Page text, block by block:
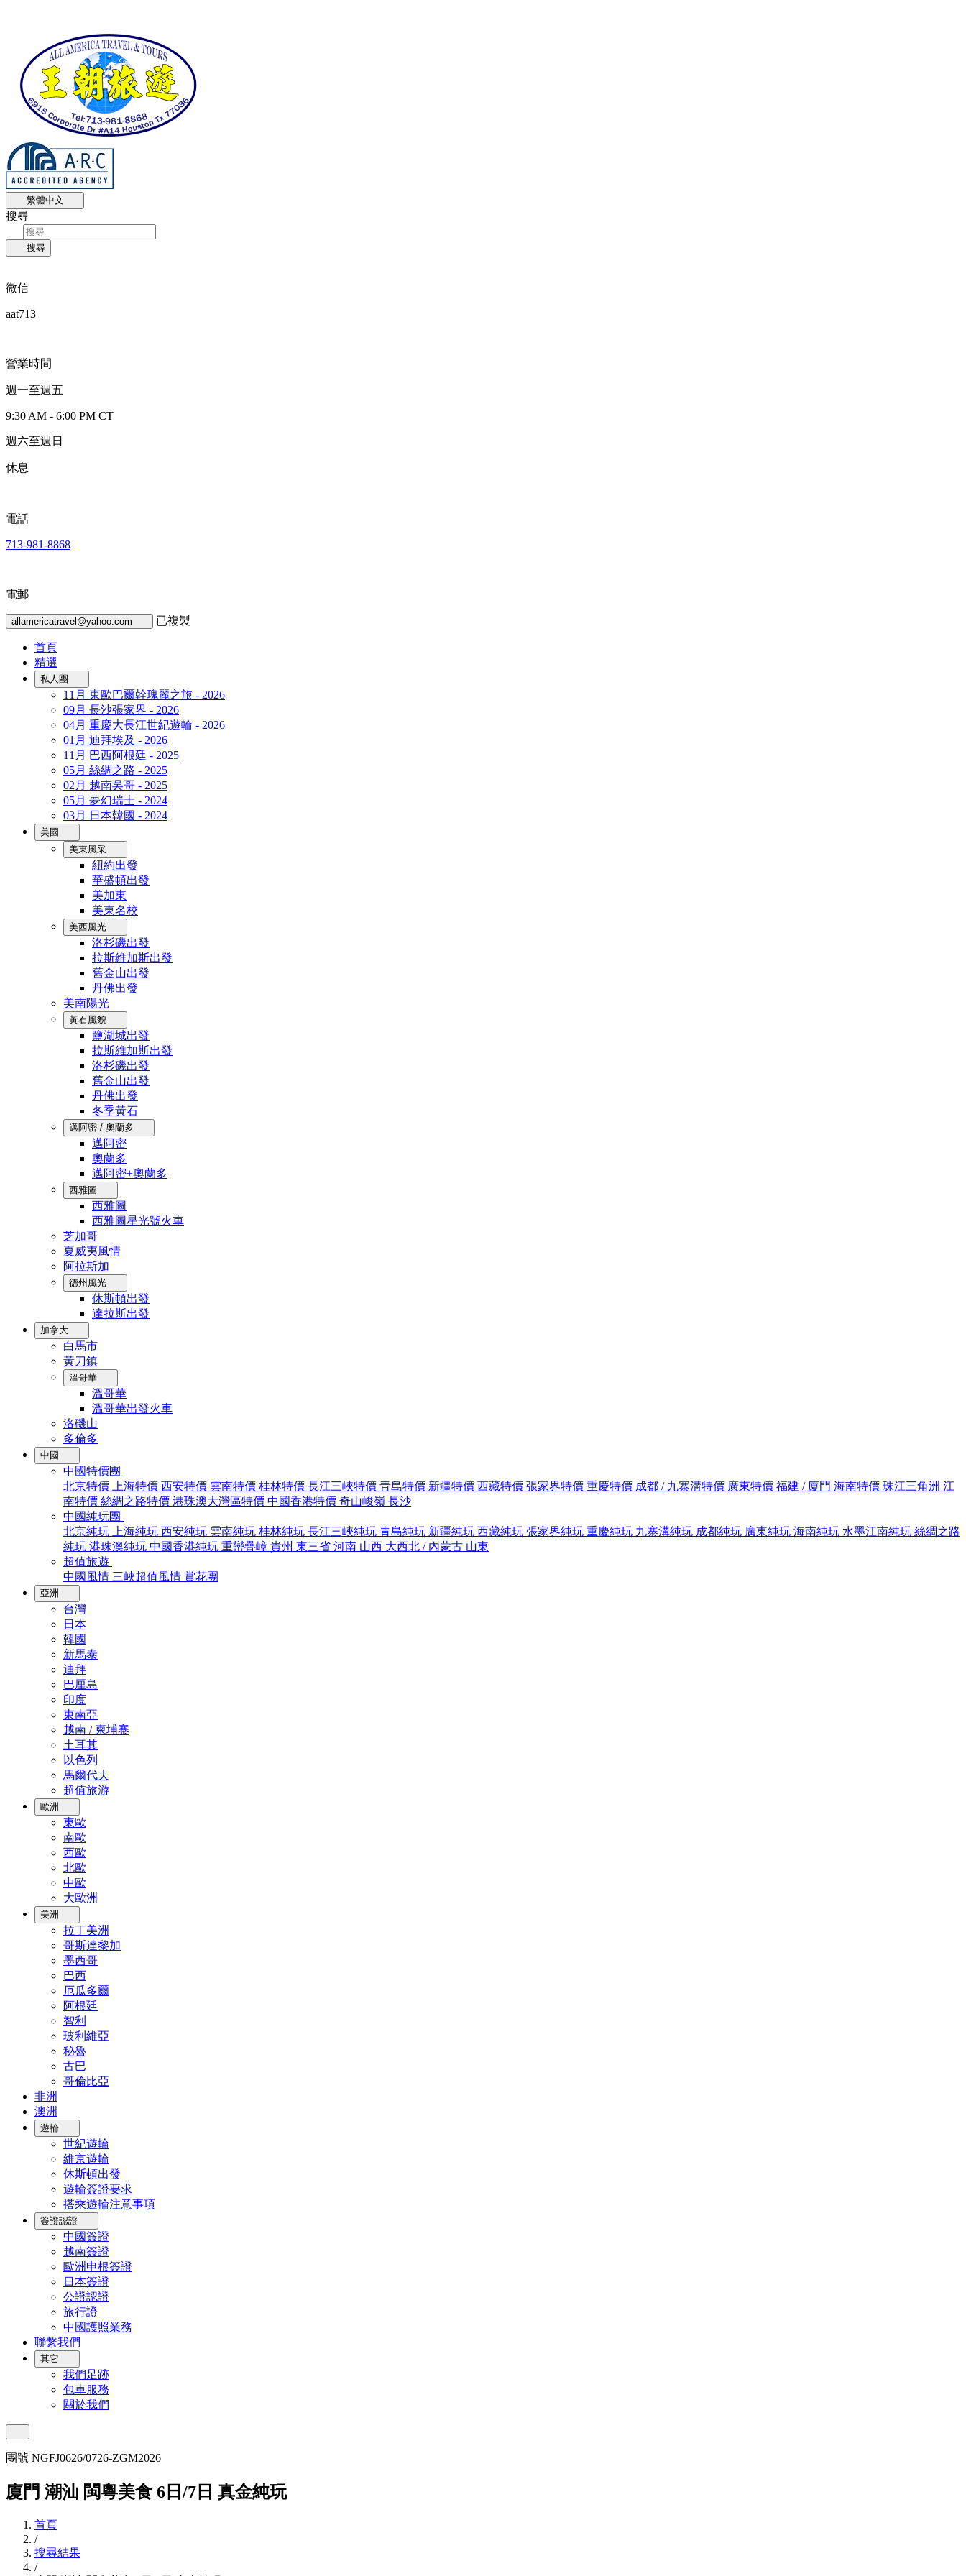
繁體中文
搜尋
搜尋
微信
aat713
營業時間
週一至週五
9:30 AM - 6:00 PM CT
週六至週日
休息
電話
713-981-8868
電郵
allamericatravel@yahoo.com 已複製
首頁
精選
私人團
11月 東歐巴爾幹瑰麗之旅 - 2026
09月 長沙張家界 - 2026
04月 重慶大長江世紀遊輪 - 2026
01月 迪拜埃及 - 2026
11月 巴西阿根廷 - 2025
05月 絲綢之路 - 2025
02月 越南吳哥 - 2025
05月 夢幻瑞士 - 2024
03月 日本韓國 - 2024
美國
美東風采
紐約出發
華盛頓出發
美加東
美東名校
美西風光
洛杉磯出發
拉斯維加斯出發
舊金山出發
丹佛出發
美南陽光
黃石風貌
鹽湖城出發
拉斯維加斯出發
洛杉磯出發
舊金山出發
丹佛出發
冬季黃石
邁阿密 / 奧蘭多
邁阿密
奧蘭多
邁阿密+奧蘭多
西雅圖
西雅圖
西雅圖星光號火車
芝加哥
夏威夷風情
阿拉斯加
德州風光
休斯頓出發
達拉斯出發
加拿大
白馬市
黃刀鎮
溫哥華
溫哥華
溫哥華出發火車
洛磯山
多倫多
中國
中國特價團
北京特價
上海特價 西安特價 雲南特價 桂林特價 長江三峽特價 青島特價 新疆特價 西藏特價 張家界特價 重慶特價 成都 / 九寨溝特價 廣東特價 福建 / 廈門 海南特價 珠江三角洲 江
南特價 絲綢之路特價 港珠澳大灣區特價 中國香港特價 奇山峻嶺 長沙
中國純玩團
北京純玩
上海純玩 西安純玩 雲南純玩 桂林純玩 長江三峽純玩 青島純玩 新疆純玩 西藏純玩 張家界純玩 重慶純玩 九寨溝純玩 成都純玩 廣東純玩 海南純玩 水墨江南純玩 絲綢之路
純玩 港珠澳純玩 中國香港純玩 重巒疊嶂 貴州 東三省 河南 山西 大西北 / 內蒙古 山東
超值旅遊
中國風情 三峽超值風情 賞花團
亞洲
台灣
日本
韓國
新馬泰
迪拜
巴厘島
印度
東南亞
越南 / 柬埔寨
土耳其
以色列
馬爾代夫
超值旅游
歐洲
東歐
南歐
西歐
北歐
中歐
大歐洲
美洲
拉丁美洲
哥斯達黎加
墨西哥
巴西
厄瓜多爾
阿根廷
智利
玻利維亞
秘魯
古巴
哥倫比亞
非洲
澳洲
遊輪
世紀遊輪
維京遊輪
休斯頓出發
遊輪簽證要求
搭乘遊輪注意事項
簽證認證
中國簽證
越南簽證
歐洲申根簽證
日本簽證
公證認證
旅行證
中國護照業務
聯繫我們
其它
我們足跡
包車服務
關於我們
團號 NGFJ0626/0726-ZGM2026
廈門 潮汕 閩粵美食 6日/7日 真金純玩
首頁
/
搜尋結果
/